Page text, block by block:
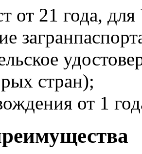
от 21 года,
стран);
от 1